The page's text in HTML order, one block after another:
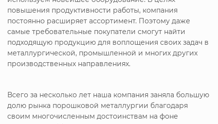
повышения продуктивности работы, компания
постоянно расширяет ассортимент. Поэтому даже
самые требовательные покупатели смогут найти
подходящую продукцию для воплощения своих задач в
металлургической, промышленной и многих других
производственных направлениях.
Всего за несколько лет наша компания заняла большую
долю рынка порошковой металлургии благодаря
своим многочисленным достоинствам на фоне